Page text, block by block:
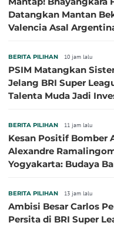
Datangkan Mantan
Valencia Asal Argentina, Kevin
BERITA PILIHAN 10 jam lalu
PSIM Matangkan
Jelang BRI Super
Talenta Muda Jadi
BERITA PILIHAN 11 jam lalu
Kesan Positif Bomber
Alexandre
Yogyakarta: Budaya
BERITA PILIHAN 13 jam lalu
Ambisi Besar Carlos
Persita di BRI Super